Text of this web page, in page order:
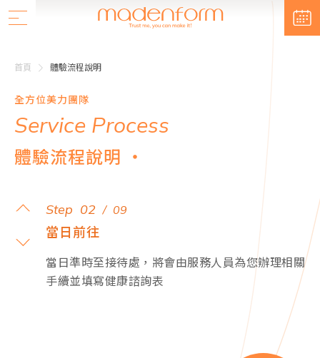
首頁 體驗流程說明
全方位美力團隊
Service Process
體驗流程說明 ・
Step 02 / 09
當日前往
當日準時至接待處，將會由服務人員為您辦理相關
手續並填寫健康諮詢表